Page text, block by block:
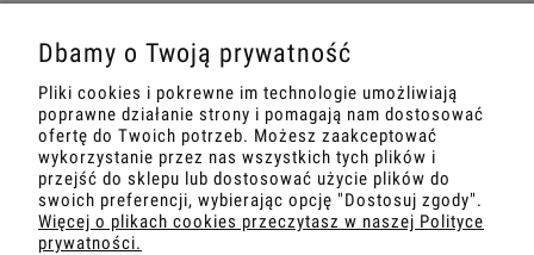
MOJE KONTO
INFORMACJA
OBSŁUGA KLIENTA
Dbamy o Twoją prywatność
Pliki cookies i pokrewne im technologie umożliwiają
poprawne działanie strony i pomagają nam dostosować
ofertę do Twoich potrzeb. Możesz zaakceptować
wykorzystanie przez nas wszystkich tych plików i
przejść do sklepu lub dostosować użycie plików do
swoich preferencji, wybierając opcję "Dostosuj zgody".
Więcej o plikach cookies przeczytasz w naszej Polityce
prywatności.